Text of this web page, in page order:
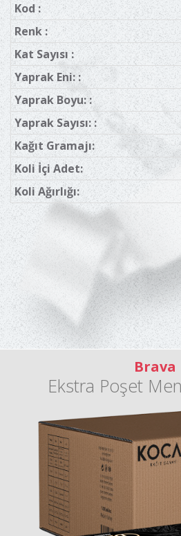
Kod :
Renk :
Kat Sayısı :
Yaprak Eni: :
Yaprak Boyu: :
Yaprak Sayısı: :
Kağıt Gramajı:
Koli İçi Adet:
Koli Ağırlığı:
Brava
Ekstra Poşet